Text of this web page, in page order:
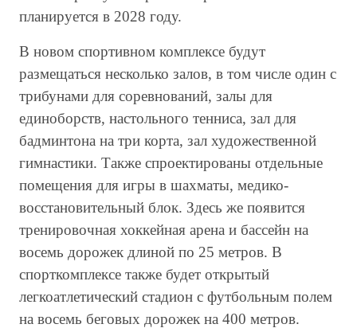
планируется в 2028 году.
В новом спортивном комплексе будут
размещаться несколько залов, в том числе один с
трибунами для соревнований, залы для
единоборств, настольного тенниса, зал для
бадминтона на три корта, зал художественной
гимнастики. Также спроектированы отдельные
помещения для игры в шахматы, медико-
восстановительный блок. Здесь же появится
тренировочная хоккейная арена и бассейн на
восемь дорожек длиной по 25 метров. В
спорткомплексе также будет открытый
легкоатлетический стадион с футбольным полем
на восемь беговых дорожек на 400 метров.